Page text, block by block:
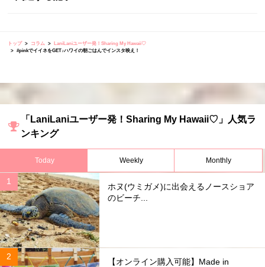
トップ コラム
LaniLaniユーザー発！Sharing My Hawaii♡
#pinkでイイネをGET♪ハワイの朝ごはんでインスタ映え！
「LaniLaniユーザー発！Sharing My Hawaii♡」人気ラ
ンキング
Today Weekly Monthly
ホヌ(ウミガメ)に出会えるノースショア
のビーチ...
【オンライン購入可能】Made in